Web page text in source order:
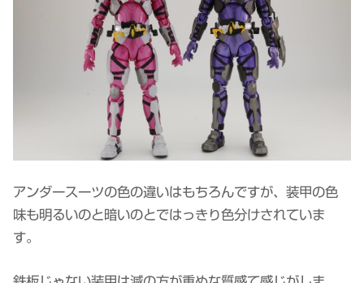
アンダースーツの色の違いはもちろんですが、装甲の色
味も明るいのと暗いのとではっきり色分けされていま
す。